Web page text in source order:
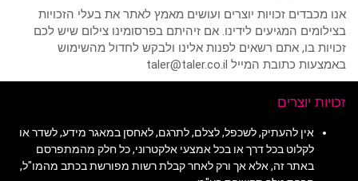
אנו מכבדים זכויות יוצרים ועושים מאמץ לאתר את בעלי הזכויות
בצילומים המגיעים לידינו. אם זיהיתם בפרסומינו צילום שיש לכם
זכויות בו, אתם רשאים לפנות אלינו ולבקש לחדול מהשימוש
באמצעות כתובת המייל taler@taler.co.il
זכויות יוצרים
אין להעתיק, לשכפל, לצלם, לתרגם, לאחסן במאגר מידע, לשדר או
לקלוט בכל דרך או בכל אמצעי אלקטרוני, כל חלק מהמתפרסם
באתר זה, אלא אך ורק לאחר קבלת רשות מפורשת בכתב מהמו"ל,